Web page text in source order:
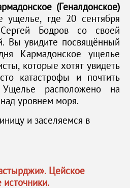
(Геналдонское)
ущелье, где 20 сентября
Бодров со своей
Вы увидите посвящённый
Кармадонское ущелье
которые хотят увидеть
катастрофы и почтить
расположено на
уровнем моря.
и заселяемся в
Цейское